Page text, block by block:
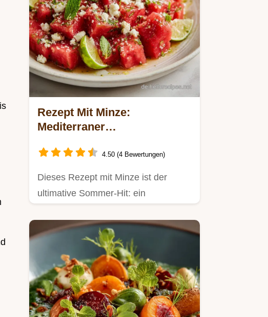
Rezept Mit Minze:
Mediterraner
4.50 (4 Bewertungen)
Dieses Rezept mit Minze ist der
ultimative Sommer-Hit: ein
intensivem…